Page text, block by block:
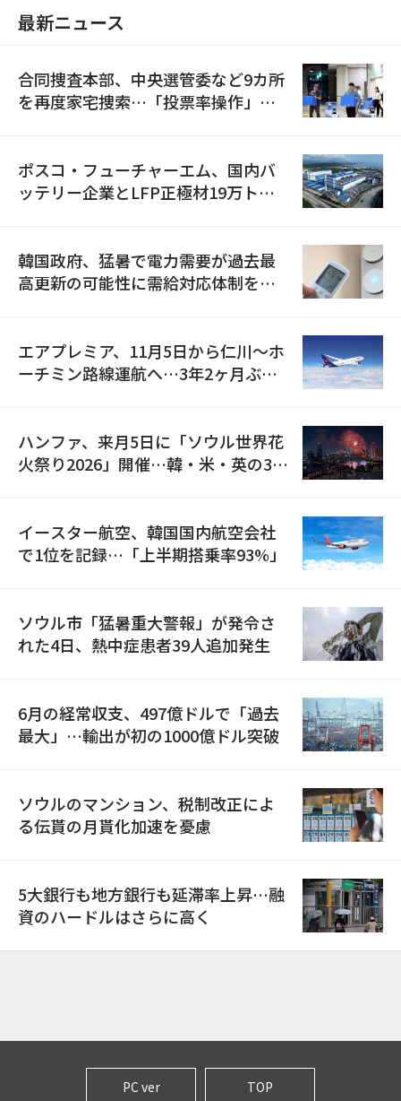
最新ニュース
合同捜査本部、中央選管委など9カ所
を再度家宅捜索…「投票率操作」の
ポスコ・フューチャーエム、国内バ
ッテリー企業とLFP正極材19万トン
韓国政府、猛暑で電力需要が過去最
高更新の可能性に需給対応体制を点
エアプレミア、11月5日から仁川〜ホ
ーチミン路線運航へ…3年2ヶ月ぶり
ハンファ、来月5日に「ソウル世界花
火祭り2026」開催…韓・米・英の3カ
イースター航空、韓国国内航空会社
で1位を記録…「上半期搭乗率93%」
ソウル市「猛暑重大警報」が発令さ
れた4日、熱中症患者39人追加発生
6月の経常収支、497億ドルで「過去
最大」…輸出が初の1000億ドル突破
ソウルのマンション、税制改正によ
る伝貰の月貰化加速を憂慮
5大銀行も地方銀行も延滞率上昇…融
資のハードルはさらに高く
PC ver TOP